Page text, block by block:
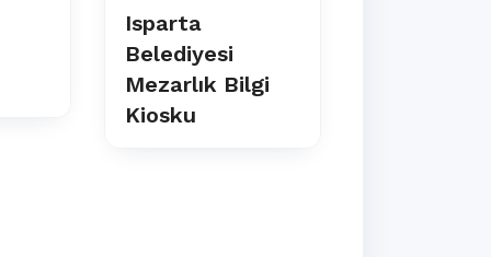
Isparta
Belediyesi
Mezarlık Bilgi
Kiosku